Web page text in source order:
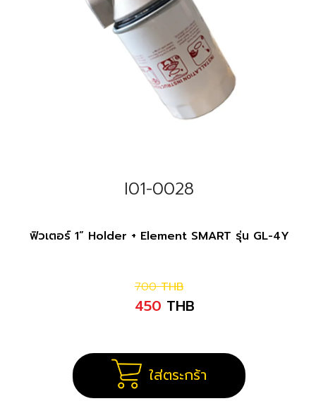
I01-0028
ฟิวเตอร์ 1” Holder + Element SMART รุ่น GL-4Y
700 THB
450 THB
ใส่ตระกร้า